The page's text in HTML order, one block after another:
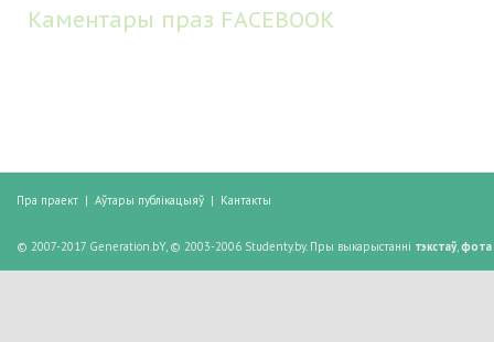
Каментары праз FACEBOOK
Пра праект | Аўтары публікацыяў | Кантакты
© 2007-2017 Generation.bY, © 2003-2006 Studenty.by. Пры выкарыстанні тэкстаў, фота